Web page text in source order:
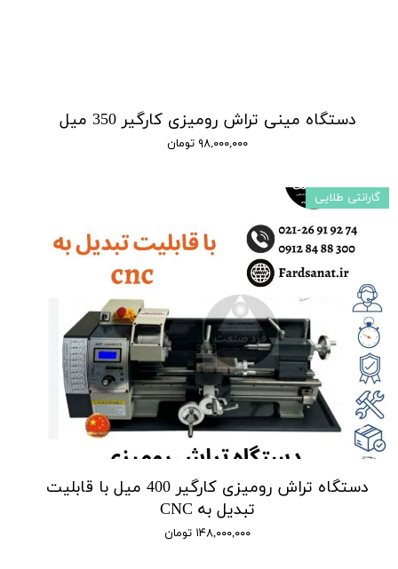
دستگاه مینی تراش رومیزی کارگیر 350 میل
۹۸,۰۰۰,۰۰۰ تومان
دستگاه تراش رومیزی کارگیر 400 میل با قابلیت
تبدیل به CNC
۱۴۸,۰۰۰,۰۰۰ تومان
گارانتی طلایی